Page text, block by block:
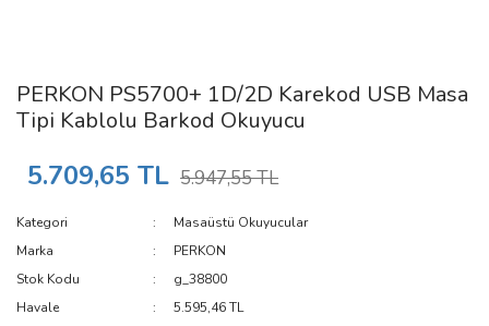
PERKON PS5700+ 1D/2D Karekod USB Masa
Tipi Kablolu Barkod Okuyucu
5.709,65 TL 5.947,55 TL
Kategori
Masaüstü Okuyucular
Marka
PERKON
Stok Kodu
g_38800
Havale
5.595,46 TL